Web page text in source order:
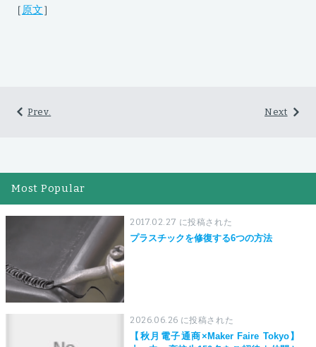
［ 原文］
Next
Prev.
Most Popular
2017.02.27 に投稿された
プラスチックを修復する6つの方法
2026.06.26 に投稿された
【秋月電子通商×Maker Faire Tokyo】